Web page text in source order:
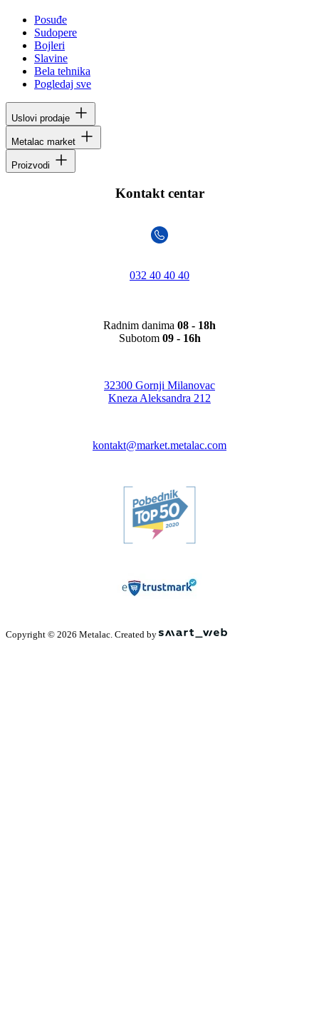
Posuđe
Sudopere
Bojleri
Slavine
Bela tehnika
Pogledaj sve
Uslovi prodaje
Metalac market
Proizvodi
Kontakt centar
032 40 40 40
Radnim danima 08 - 18h
Subotom 09 - 16h
32300 Gornji Milanovac
Kneza Aleksandra 212
kontakt@market.metalac.com
Copyright © 2026 Metalac. Created by